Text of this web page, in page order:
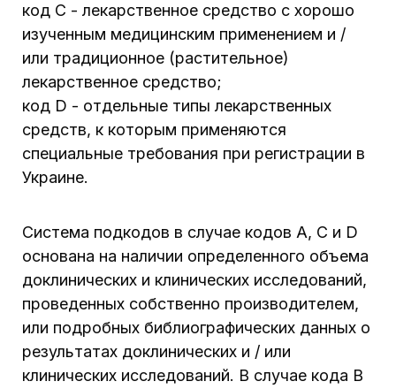
код С - лекарственное средство с хорошо
изученным медицинским применением и /
или традиционное (растительное)
лекарственное средство;
код D - отдельные типы лекарственных
средств, к которым применяются
специальные требования при регистрации в
Украине.
Система подкодов в случае кодов А, С и D
основана на наличии определенного объема
доклинических и клинических исследований,
проведенных собственно производителем,
или подробных библиографических данных о
результатах доклинических и / или
клинических исследований. В случае кода В